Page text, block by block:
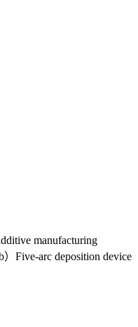
manufacturing
Five-arc deposition device